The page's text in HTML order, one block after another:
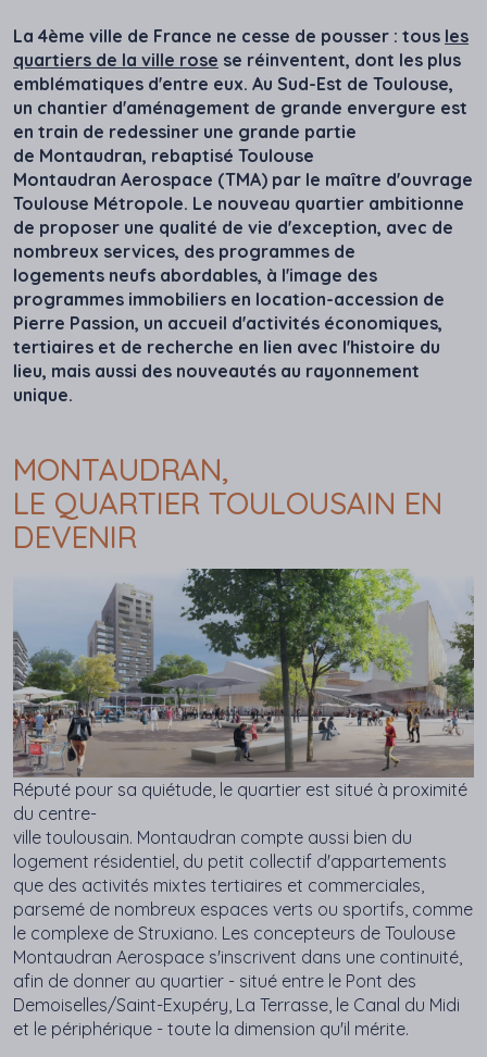
La 4ème ville de France ne cesse de pousser : tous les
quartiers de la ville rose se réinventent, dont les plus
emblématiques d'entre eux. Au Sud-Est de Toulouse,
un chantier d'aménagement de grande envergure est
en train de redessiner une grande partie
de Montaudran, rebaptisé Toulouse
Montaudran Aerospace (TMA) par le maître d'ouvrage
Toulouse Métropole. Le nouveau quartier ambitionne
de proposer une qualité de vie d'exception, avec de
nombreux services, des programmes de
logements neufs abordables, à l'image des
programmes immobiliers en location-accession de
Pierre Passion, un accueil d'activités économiques,
tertiaires et de recherche en lien avec l'histoire du
lieu, mais aussi des nouveautés au rayonnement
unique.
MONTAUDRAN,
LE QUARTIER TOULOUSAIN EN
DEVENIR
Réputé pour sa quiétude , le quartier est situé à proximité
du centre-
ville toulousain. Montaudran compte aussi bien du
logement résidentiel , du petit collectif d'appartements
que des activités mixtes tertiaires et commerciales
parsemé de nombreux espaces verts ou sportifs, comme
le complexe de Struxiano. Les concepteurs de Toulouse
Montaudran Aerospace s'inscrivent dans une continuité,
afin de donner au quartier - situé entre le Pont des
Demoiselles/Saint-Exupéry , La Terrasse , le Canal du Midi
et le périphérique - toute la dimension qu'il mérite.